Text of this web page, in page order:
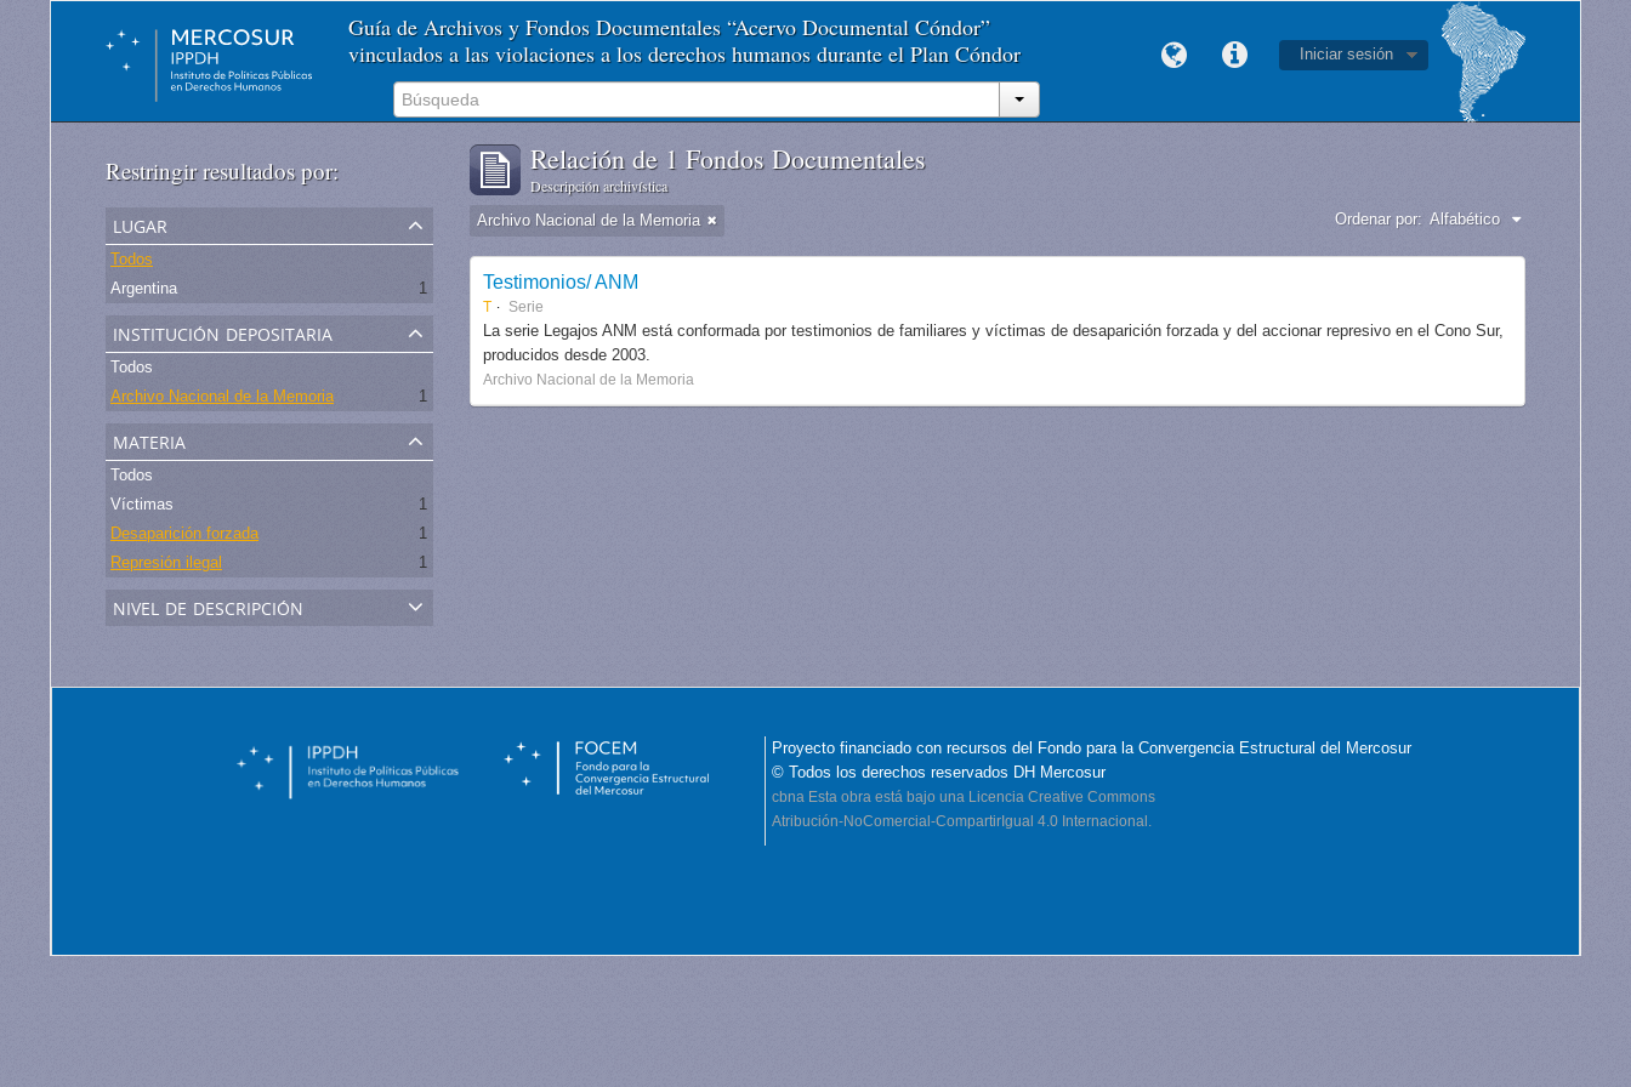
Guía de Archivos y Fondos Documentales “Acervo Documental Cóndor”
vinculados a las violaciones a los derechos humanos durante el Plan Cóndor
Iniciar sesión
Restringir resultados por:
lugar
Todos
Argentina
1
institución depositaria
Todos
Archivo Nacional de la Memoria
1
materia
Todos
Víctimas
1
Desaparición forzada
1
Represión ilegal
1
nivel de descripción
Relación de 1 Fondos Documentales
Descripción archivística
Archivo Nacional de la Memoria Ordenar por: Alfabético
Testimonios/ ANM
T Serie
La serie Legajos ANM está conformada por testimonios de familiares y víctimas de desaparición forzada y del accionar represivo en el Cono Sur,
producidos desde 2003.
Archivo Nacional de la Memoria
Proyecto financiado con recursos del Fondo para la Convergencia Estructural del Mercosur
© Todos los derechos reservados DH Mercosur
cbna Esta obra está bajo una Licencia Creative Commons
Atribución-NoComercial-CompartirIgual 4.0 Internacional.